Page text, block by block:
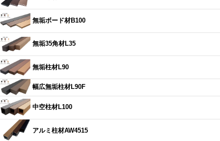
無垢ボード材B100
無垢35角材L35
無垢柱材L90
幅広無垢柱材L90F
中空柱材L100
アルミ柱材AW4515